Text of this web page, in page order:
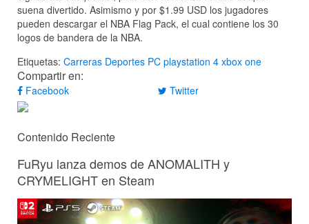
suena divertido. Asimismo y por $1.99 USD los jugadores
pueden descargar el NBA Flag Pack, el cual contiene los 30
logos de bandera de la NBA.
Etiquetas: Carreras Deportes PC playstation 4 xbox one
Compartir en:
Facebook Twitter
Contenido Reciente
FuRyu lanza demos de ANOMALITH y
CRYMELIGHT en Steam